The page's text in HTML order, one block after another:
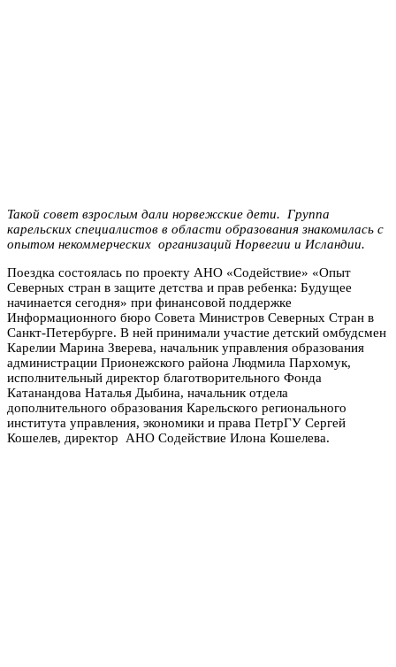
Такой совет взрослым дали норвежские дети. Группа
карельских специалистов в области образования знакомилась с
опытом некоммерческих организаций Норвегии и Исландии.
Поездка состоялась по проекту АНО «Содействие» «Опыт
Северных стран в защите детства и прав ребенка: Будущее
начинается сегодня» при финансовой поддержке
Информационного бюро Совета Министров Северных Стран в
Санкт-Петербурге. В ней принимали участие детский омбудсмен
Карелии Марина Зверева, начальник управления образования
администрации Прионежского района Людмила Пархомук,
исполнительный директор благотворительного Фонда
Катанандова Наталья Дыбина, начальник отдела
дополнительного образования Карельского регионального
института управления, экономики и права ПетрГУ Сергей
Кошелев, директор АНО Содействие Илона Кошелева.